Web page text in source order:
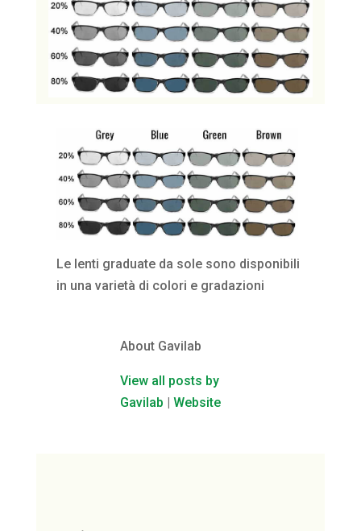
Le lenti graduate da sole sono disponibili
in una varietà di colori e gradazioni
About Gavilab
View all posts by
Gavilab | Website